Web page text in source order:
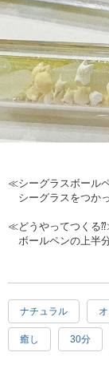
≪シーグラスボール
シーグラスをつか
≪どうやってつくる
ボールペンの上半
お手持ちのシーグラ
った世界にひとつの
中からお気に入りの
夫です！
ナチュラル
癒し 30分